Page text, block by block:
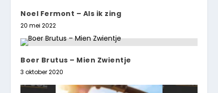
Noel Fermont – Als ik zing
20 mei 2022
Boer Brutus – Mien Zwientje
3 oktober 2020